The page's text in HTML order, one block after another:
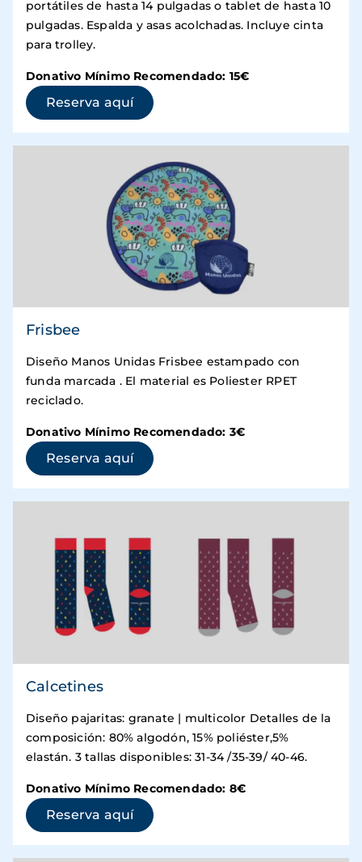
portátiles de hasta 14 pulgadas o tablet de hasta 10
pulgadas. Espalda y asas acolchadas. Incluye cinta
para trolley.
Donativo Mínimo Recomendado: 15€
Reserva aquí(se abre en una ventana nueva)
Frisbee
Diseño Manos Unidas Frisbee estampado con
funda marcada . El material es Poliester RPET
reciclado.
Donativo Mínimo Recomendado: 3€
Reserva aquí(se abre en una ventana nueva)
Calcetines
Diseño pajaritas: granate | multicolor Detalles de la
composición: 80% algodón, 15% poliéster,5%
elastán. 3 tallas disponibles: 31-34 /35-39/ 40-46.
Donativo Mínimo Recomendado: 8€
Reserva aquí(se abre en una ventana nueva)